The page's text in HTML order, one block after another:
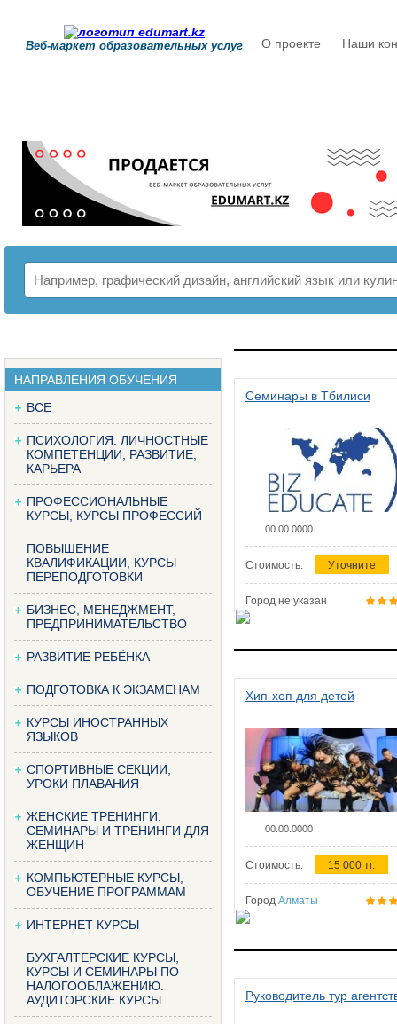
Веб-маркет образовательных услуг О проекте Наши
НАПРАВЛЕНИЯ ОБУЧЕНИЯ
ВСЕ
ПСИХОЛОГИЯ. ЛИЧНОСТНЫЕ
КОМПЕТЕНЦИИ, РАЗВИТИЕ,
КАРЬЕРА
ПРОФЕССИОНАЛЬНЫЕ
КУРСЫ, КУРСЫ ПРОФЕССИЙ
ПОВЫШЕНИЕ
КВАЛИФИКАЦИИ, КУРСЫ
ПЕРЕПОДГОТОВКИ
БИЗНЕС, МЕНЕДЖМЕНТ,
ПРЕДПРИНИМАТЕЛЬСТВО
РАЗВИТИЕ РЕБЁНКА
ПОДГОТОВКА К ЭКЗАМЕНАМ
КУРСЫ ИНОСТРАННЫХ
ЯЗЫКОВ
СПОРТИВНЫЕ СЕКЦИИ,
УРОКИ ПЛАВАНИЯ
ЖЕНСКИЕ ТРЕНИНГИ.
СЕМИНАРЫ И ТРЕНИНГИ ДЛЯ
ЖЕНЩИН
КОМПЬЮТЕРНЫЕ КУРСЫ,
ОБУЧЕНИЕ ПРОГРАММАМ
ИНТЕРНЕТ КУРСЫ
БУХГАЛТЕРСКИЕ КУРСЫ,
КУРСЫ И СЕМИНАРЫ ПО
НАЛОГООБЛАЖЕНИЮ.
АУДИТОРСКИЕ КУРСЫ
Семинары в Тбилиси
00.00.0000
Стоимость: Уточните
Город не указан
Хип-хоп для детей
00.00.0000
Стоимость: 15 000 тг.
Город Алматы
Руководитель тур